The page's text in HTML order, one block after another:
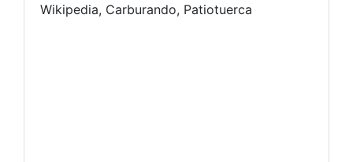
Wikipedia, Carburando, Patiotuerca